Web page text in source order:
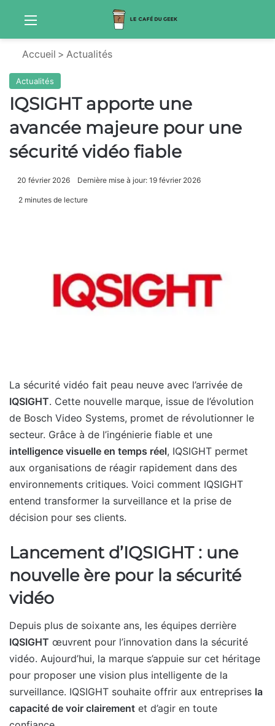
Menu
Accueil > Actualités
Actualités
IQSIGHT apporte une
avancée majeure pour une
sécurité vidéo fiable
20 février 2026 Dernière mise à jour: 19 février 2026
2 minutes de lecture
La sécurité vidéo fait peau neuve avec l’arrivée de
IQSIGHT. Cette nouvelle marque, issue de l’évolution
de Bosch Video Systems, promet de révolutionner le
secteur. Grâce à de l’ingénierie fiable et une
intelligence visuelle en temps réel, IQSIGHT permet
aux organisations de réagir rapidement dans des
environnements critiques. Voici comment IQSIGHT
entend transformer la surveillance et la prise de
décision pour ses clients.
Lancement d’IQSIGHT : une
nouvelle ère pour la sécurité
vidéo
Depuis plus de soixante ans, les équipes derrière
IQSIGHT œuvrent pour l’innovation dans la sécurité
vidéo. Aujourd’hui, la marque s’appuie sur cet héritage
pour proposer une vision plus intelligente de la
surveillance. IQSIGHT souhaite offrir aux entreprises la
capacité de voir clairement et d’agir en toute